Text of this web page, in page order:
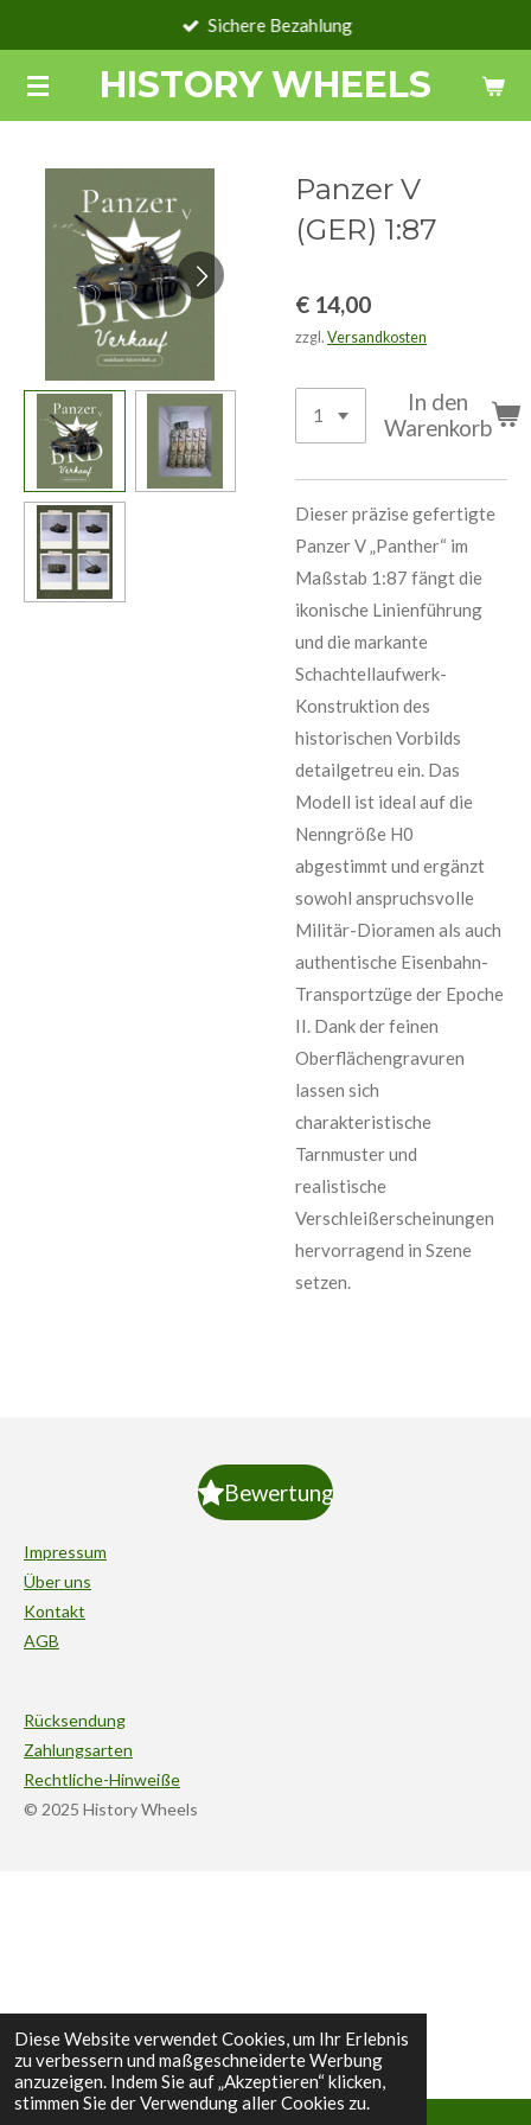
Diese Website verwendet Cookies, um Ihr Erlebnis
zu verbessern und maßgeschneiderte Werbung
anzuzeigen. Indem Sie auf „Akzeptieren“ klicken,
stimmen Sie der Verwendung aller Cookies zu.
springen
HISTORY WHEELS
Sichere Bezahlung
Panzer V
(GER) 1:87
€ 14,00
zzgl. Versandkosten
In den
Warenkorb
Dieser präzise gefertigte
Panzer V „Panther“ im
Maßstab 1:87 fängt die
ikonische Linienführung
und die markante
Schachtellaufwerk-
Konstruktion des
historischen Vorbilds
detailgetreu ein. Das
Modell ist ideal auf die
Nenngröße H0
abgestimmt und ergänzt
sowohl anspruchsvolle
Militär-Dioramen als auch
authentische Eisenbahn-
Transportzüge der Epoche
II. Dank der feinen
Oberflächengravuren
lassen sich
charakteristische
Tarnmuster und
realistische
Verschleißerscheinungen
hervorragend in Szene
setzen.
Bewertung
Impressum
Über uns
Kontakt
AGB
Rücksendung
Zahlungsarten
Rechtliche-Hinweiße
© 2025 History Wheels